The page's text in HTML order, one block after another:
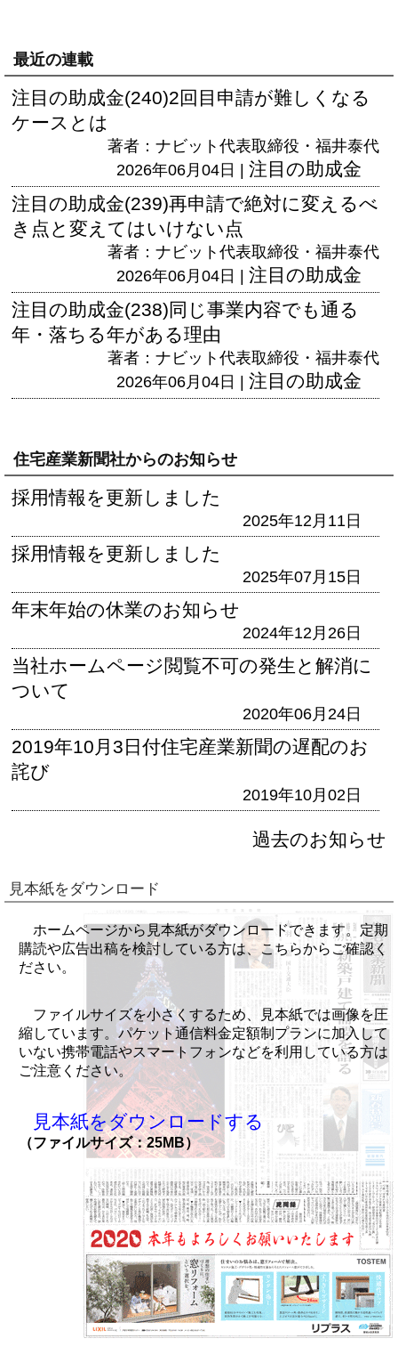
最近の連載
注目の助成金(240)2回目申請が難しくなる
ケースとは
著者：ナビット代表取締役・福井泰代
2026年06月04日 | 注目の助成金
注目の助成金(239)再申請で絶対に変えるべ
き点と変えてはいけない点
著者：ナビット代表取締役・福井泰代
2026年06月04日 | 注目の助成金
注目の助成金(238)同じ事業内容でも通る
年・落ちる年がある理由
著者：ナビット代表取締役・福井泰代
2026年06月04日 | 注目の助成金
住宅産業新聞社からのお知らせ
採用情報を更新しました
2025年12月11日
採用情報を更新しました
2025年07月15日
年末年始の休業のお知らせ
2024年12月26日
当社ホームページ閲覧不可の発生と解消に
ついて
2020年06月24日
2019年10月3日付住宅産業新聞の遅配のお
詫び
2019年10月02日
過去のお知らせ
見本紙をダウンロード
ホームページから見本紙がダウンロードできます。定期
購読や広告出稿を検討している方は、こちらからご確認く
ださい。
ファイルサイズを小さくするため、見本紙では画像を圧
縮しています。パケット通信料金定額制プランに加入して
いない携帯電話やスマートフォンなどを利用している方は
ご注意ください。
見本紙をダウンロードする
（ファイルサイズ：25MB）